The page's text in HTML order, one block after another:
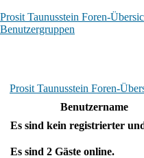
Prosit Taunusstein Foren-
Benutzergruppen
Prosit Taunusstein Foren-
Benutzername
Es sind kein registrierter
Es sind 2 Gäste online.